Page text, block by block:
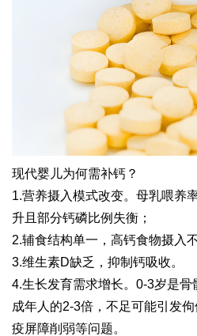
现代婴儿为何需补钙？
1.营养摄入模式改变。母乳喂养
升且部分钙磷比例失衡；
2.辅食结构单一，高钙食物摄入
3.维生素D缺乏，抑制钙吸收。
4.生长发育需求增长。 0-3岁是骨
成年人的2-3倍，不足可能引发
疫屏障削弱等问题。